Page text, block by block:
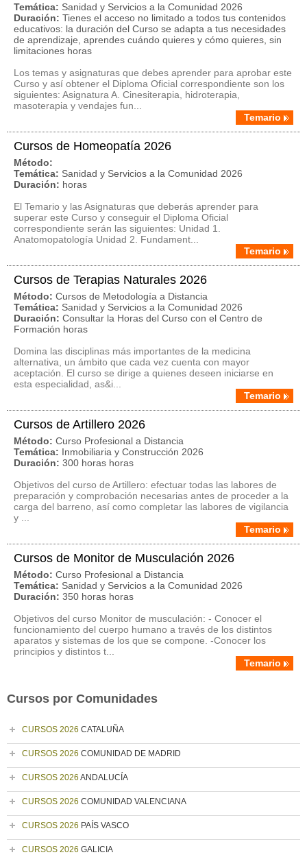
Temática: Sanidad y Servicios a la Comunidad 2026
Duración: Tienes el acceso no limitado a todos tus contenidos
educativos: la duración del Curso se adapta a tus necesidades
de aprendizaje, aprendes cuándo quieres y cómo quieres, sin
limitaciones horas
Los temas y asignaturas que debes aprender para aprobar este
Curso y así obtener el Diploma Oficial correspondiente son los
siguientes: Asignatura A. Cinesiterapia, hidroterapia,
masoterapia y vendajes fun...
Temario
Cursos de Homeopatía 2026
Método:
Temática: Sanidad y Servicios a la Comunidad 2026
Duración: horas
El Temario y las Asignaturas que deberás aprender para
superar este Curso y conseguir el Diploma Oficial
correspondiente serán las siguientes: Unidad 1.
Anatomopatología Unidad 2. Fundament...
Temario
Cursos de Terapias Naturales 2026
Método: Cursos de Metodología a Distancia
Temática: Sanidad y Servicios a la Comunidad 2026
Duración: Consultar la Horas del Curso con el Centro de
Formación horas
Domina las disciplinas más importantes de la medicina
alternativa, un ámbito que cada vez cuenta con mayor
aceptación. El curso se dirige a quienes deseen iniciarse en
esta especialidad, as&i...
Temario
Cursos de Artillero 2026
Método: Curso Profesional a Distancia
Temática: Inmobiliaria y Construcción 2026
Duración: 300 horas horas
Objetivos del curso de Artillero: efectuar todas las labores de
preparación y comprobación necesarias antes de proceder a la
carga del barreno, así como completar las labores de vigilancia
y ...
Temario
Cursos de Monitor de Musculación 2026
Método: Curso Profesional a Distancia
Temática: Sanidad y Servicios a la Comunidad 2026
Duración: 350 horas horas
Objetivos del curso Monitor de musculación: - Conocer el
funcionamiento del cuerpo humano a través de los distintos
aparatos y sistemas de los que se compone. -Conocer los
principios y distintos t...
Temario
Cursos por Comunidades
CURSOS 2026 CATALUÑA
CURSOS 2026 COMUNIDAD DE MADRID
CURSOS 2026 ANDALUCÍA
CURSOS 2026 COMUNIDAD VALENCIANA
CURSOS 2026 PAÍS VASCO
CURSOS 2026 GALICIA